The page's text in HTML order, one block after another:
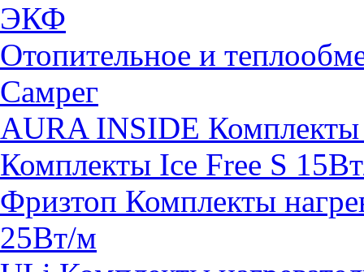
ЭКФ
Отопительное и
Самрег
AURA INSIDE Комплекты
Комплекты Ice Free S
Фризтоп Комплекты
25Вт/м